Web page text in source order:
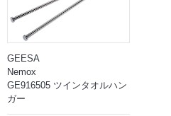
GEESA
Nemox
GE916505 ツインタオルハン
ガー